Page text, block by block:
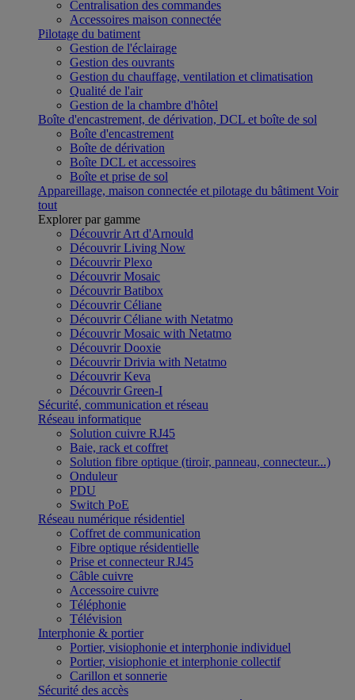
Centralisation des commandes
Accessoires maison connectée
Pilotage du batiment
Gestion de l'éclairage
Gestion des ouvrants
Gestion du chauffage, ventilation et climatisation
Qualité de l'air
Gestion de la chambre d'hôtel
Boîte d'encastrement, de dérivation, DCL et boîte de sol
Boîte d'encastrement
Boîte de dérivation
Boîte DCL et accessoires
Boîte et prise de sol
Appareillage, maison connectée et pilotage du bâtiment Voir
tout
Explorer par gamme
Découvrir Art d'Arnould
Découvrir Living Now
Découvrir Plexo
Découvrir Mosaic
Découvrir Batibox
Découvrir Céliane
Découvrir Céliane with Netatmo
Découvrir Mosaic with Netatmo
Découvrir Dooxie
Découvrir Drivia with Netatmo
Découvrir Keva
Découvrir Green-I
Sécurité, communication et réseau
Réseau informatique
Solution cuivre RJ45
Baie, rack et coffret
Solution fibre optique (tiroir, panneau, connecteur...)
Onduleur
PDU
Switch PoE
Réseau numérique résidentiel
Coffret de communication
Fibre optique résidentielle
Prise et connecteur RJ45
Câble cuivre
Accessoire cuivre
Téléphonie
Télévision
Interphonie & portier
Portier, visiophonie et interphonie individuel
Portier, visiophonie et interphonie collectif
Carillon et sonnerie
Sécurité des accès